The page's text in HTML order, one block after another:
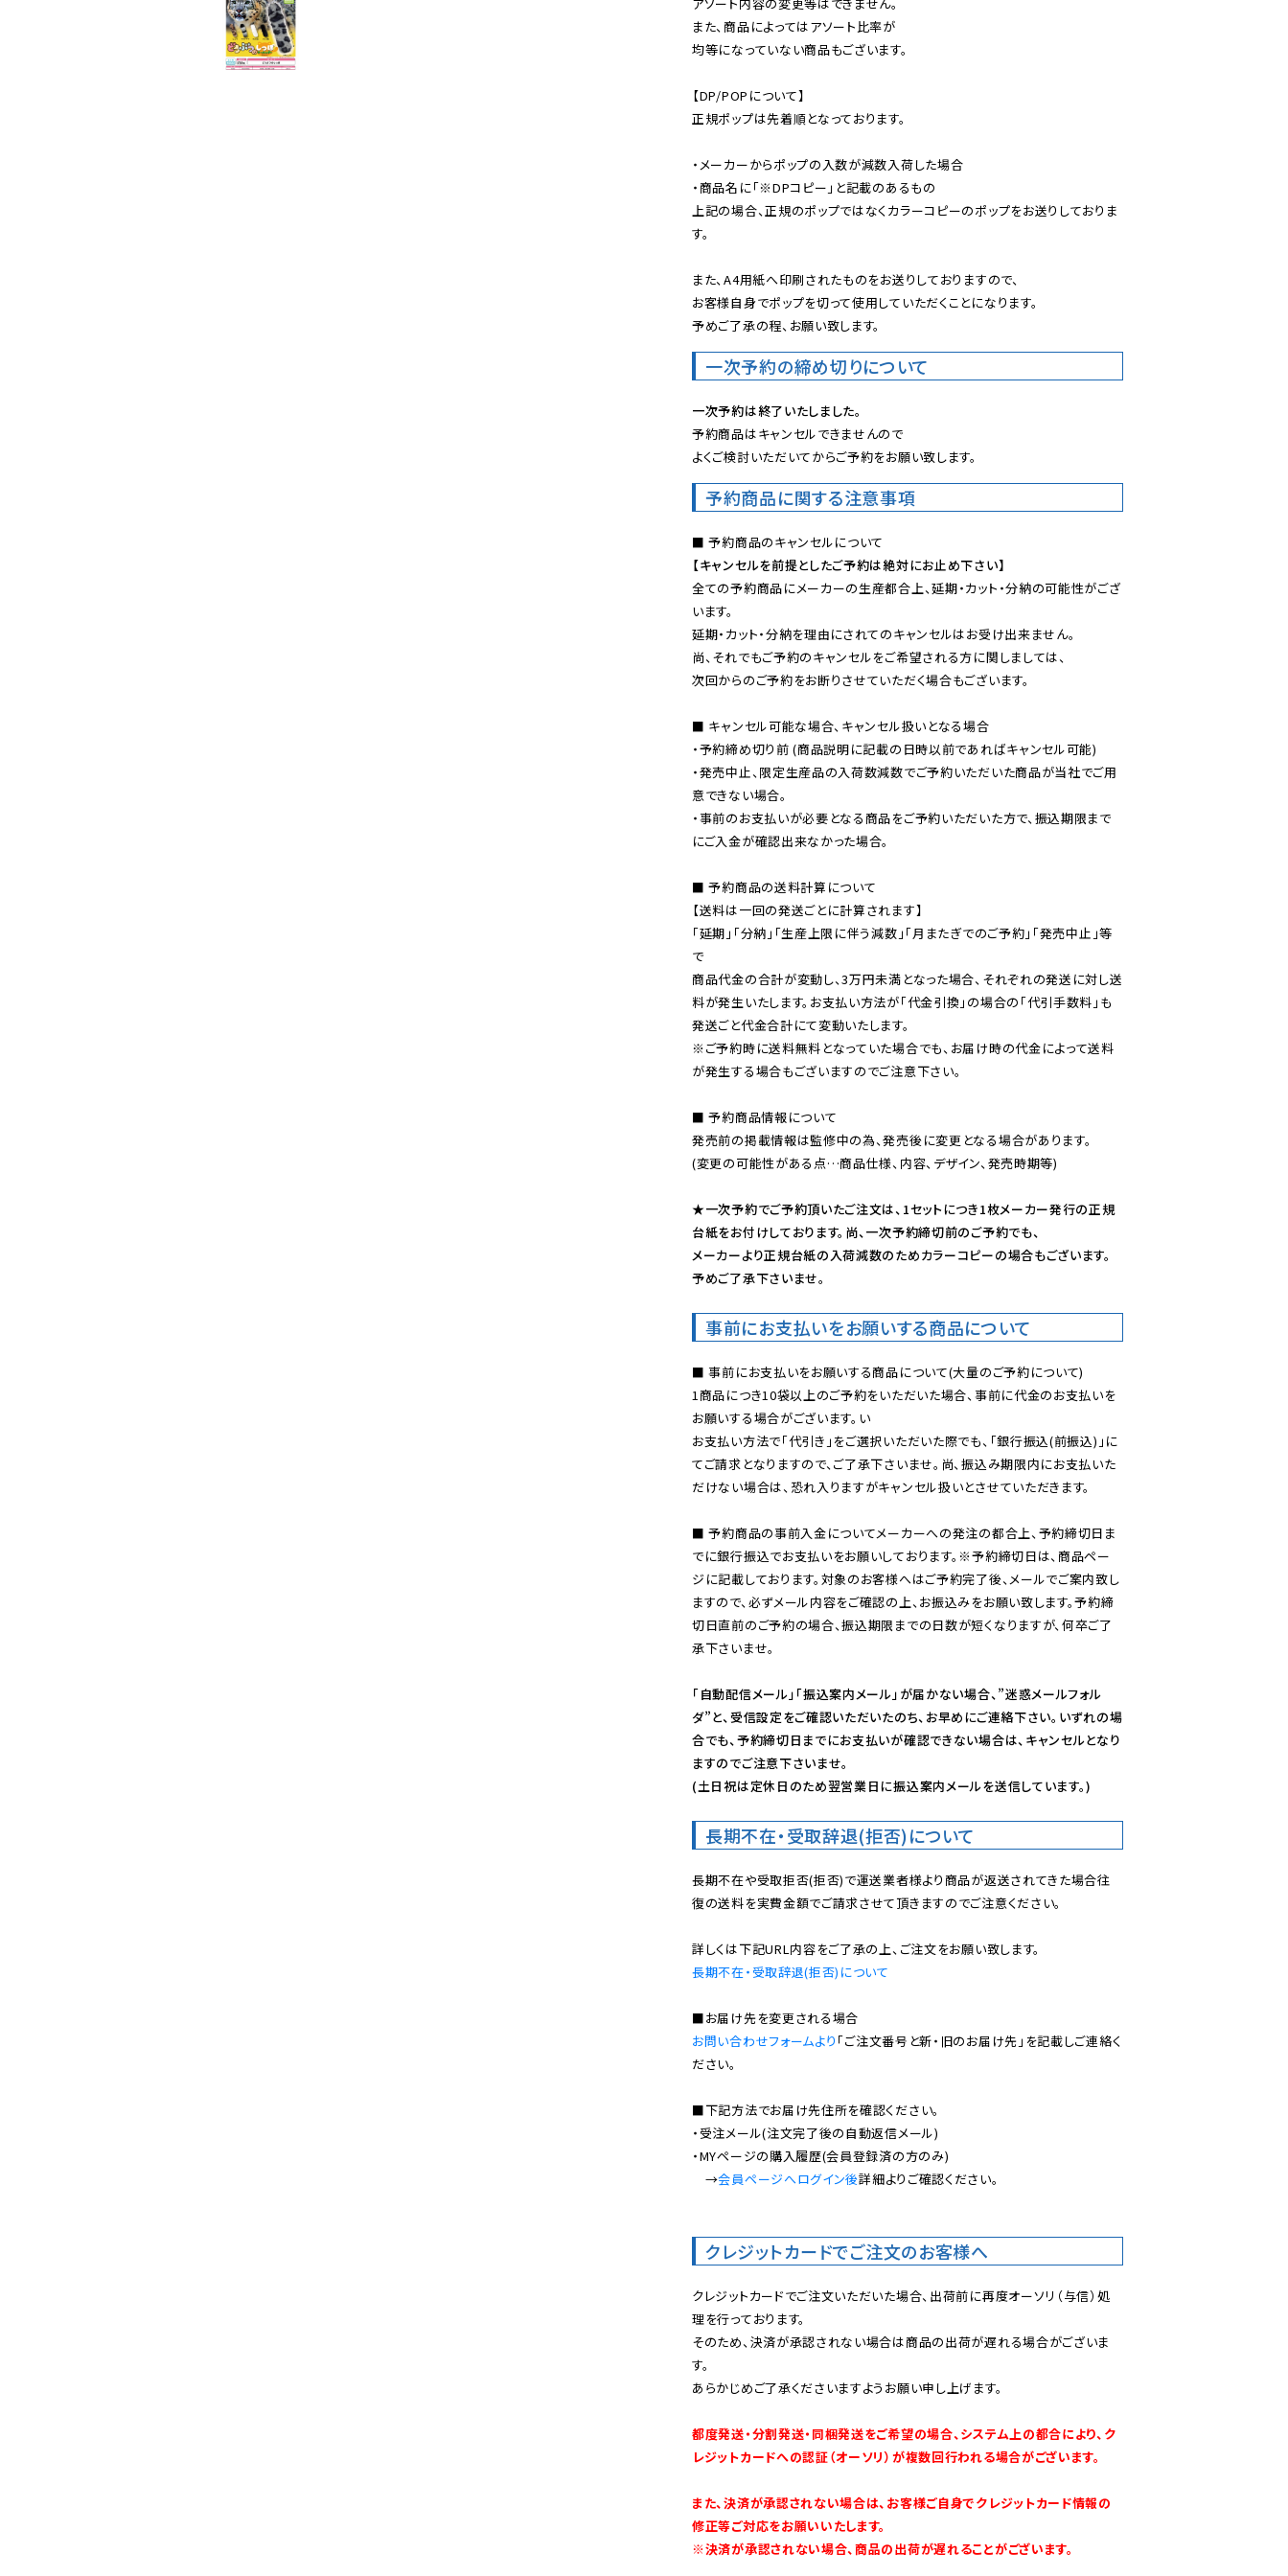
また、商品によってはアソート比率が
均等になっていない商品もございます。
【DP/POPについて】
正規ポップは先着順となっております。
・メーカーからポップの入数が減数入荷した場合
・商品名に「※DPコピー」と記載のあるもの
上記の場合、正規のポップではなくカラーコピーのポップをお送りしておりま
す。
また、A4用紙へ印刷されたものをお送りしておりますので、
お客様自身でポップを切って使用していただくことになります。
予めご了承の程、お願い致します。
一次予約の締め切りについて
一次予約は終了いたしました。
予約商品はキャンセルできませんので
よくご検討いただいてからご予約をお願い致します。
予約商品に関する注意事項
【キャンセルを前提としたご予約は絶対にお止め下さい】
全ての予約商品にメーカーの生産都合上、延期・カット・分納の可能性がござ
います。
延期・カット・分納を理由にされてのキャンセルはお受け出来ません。
尚、それでもご予約のキャンセルをご希望される方に関しましては、
次回からのご予約をお断りさせていただく場合もございます。
■ キャンセル可能な場合、キャンセル扱いとなる場合
・予約締め切り前 (商品説明に記載の日時以前であればキャンセル可能)
・発売中止、限定生産品の入荷数減数でご予約いただいた商品が当社でご用
意できない場合。
・事前のお支払いが必要となる商品をご予約いただいた方で、振込期限まで
にご入金が確認出来なかった場合。
■ 予約商品の送料計算について
【送料は一回の発送ごとに計算されます】
「延期」「分納」「生産上限に伴う減数」「月またぎでのご予約」「発売中止」等
で
商品代金の合計が変動し、3万円未満となった場合、それぞれの発送に対し送
料が発生いたします。お支払い方法が「代金引換」の場合の「代引手数料」も
※ご予約時に送料無料となっていた場合でも、お届け時の代金によって送料
が発生する場合もございますのでご注意下さい。
■ 予約商品情報について
発売前の掲載情報は監修中の為、発売後に変更となる場合があります。
(変更の可能性がある点…商品仕様、内容、デザイン、発売時期等)
★一次予約でご予約頂いたご注文は、1セットにつき1枚メーカー発行の正規
台紙をお付けしております。尚、一次予約締切前のご予約でも、
メーカーより正規台紙の入荷減数のためカラーコピーの場合もございます。
予めご了承下さいませ。
事前にお支払いをお願いする商品について
■ 事前にお支払いをお願いする商品について(大量のご予約について)
1商品につき10袋以上のご予約をいただいた場合、事前に代金のお支払いを
お願いする場合がございます。い
お支払い方法で「代引き」をご選択いただいた際でも、「銀行振込(前振込)」に
てご請求となりますので、ご了承下さいませ。尚、振込み期限内にお支払いた
だけない場合は、恐れ入りますがキャンセル扱いとさせていただきます。
■ 予約商品の事前入金についてメーカーへの発注の都合上、予約締切日ま
でに銀行振込でお支払いをお願いしております。※予約締切日は、商品ペー
ジに記載しております。対象のお客様へはご予約完了後、メールでご案内致し
ますので、必ずメール内容をご確認の上、お振込みをお願い致します。予約締
切日直前のご予約の場合、振込期限までの日数が短くなりますが、何卒ご了
承下さいませ。
「自動配信メール」「振込案内メール」が届かない場合、”迷惑メールフォル
ダ”と、受信設定をご確認いただいたのち、お早めにご連絡下さい。いずれの場
合でも、予約締切日までにお支払いが確認できない場合は、キャンセルとなり
ますのでご注意下さいませ。
(土日祝は定休日のため翌営業日に振込案内メールを送信しています。)
長期不在・受取辞退(拒否)について
長期不在や受取拒否(拒否)で運送業者様より商品が返送されてきた場合往
復の送料を実費金額でご請求させて頂きますのでご注意ください。
長期不在・受取辞退(拒否)について
お問い合わせフォームより 「ご注文番号と新・旧のお届け先」を記載しご連絡く
ださい。
■下記方法でお届け先住所を確認ください。
・受注メール(注文完了後の自動返信メール)
・MYページの購入履歴(会員登録済の方のみ)
→会員ページへログイン後詳細よりご確認ください。
クレジットカードでご注文のお客様へ
クレジットカードでご注文いただいた場合、出荷前に再度オーソリ（与信）処
理を行っております。
そのため、決済が承認されない場合は商品の出荷が遅れる場合がございま
す。
あらかじめご了承くださいますようお願い申し上げます。
都度発送・分割発送・同梱発送をご希望の場合、システム上の都合により、ク
レジットカードへの認証（オーソリ）が複数回行われる場合がございます。
また、決済が承認されない場合は、お客様ご自身でクレジットカード情報の
修正等ご対応をお願いいたします。
※決済が承認されない場合、商品の出荷が遅れることがございます。